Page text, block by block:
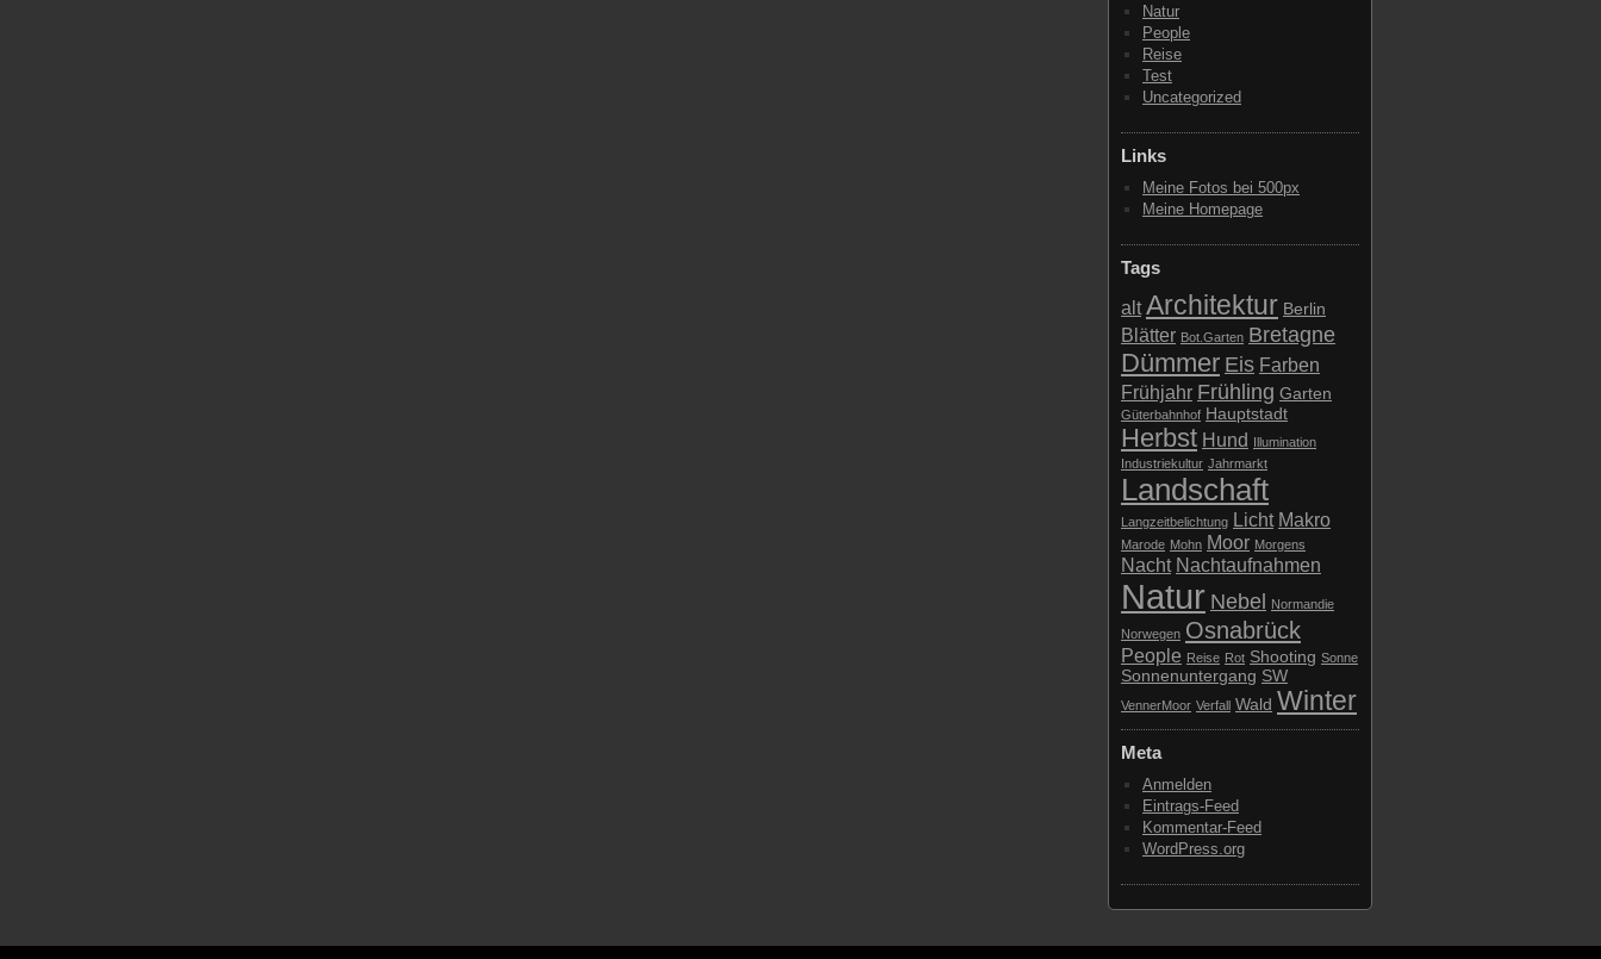
Natur
People
Reise
Test
Uncategorized
Links
Meine Fotos bei 500px
Meine Homepage
Tags
alt Architektur Berlin
Blätter Bot.Garten Bretagne
Dümmer Eis Farben
Frühjahr Frühling Garten
Güterbahnhof Hauptstadt
Herbst Hund Illumination
Industriekultur Jahrmarkt
Landschaft
Langzeitbelichtung Licht Makro
Marode Mohn Moor Morgens
Nacht Nachtaufnahmen
Natur Nebel Normandie
Norwegen Osnabrück
People Reise Rot Shooting Sonne
Sonnenuntergang SW
VennerMoor Verfall Wald Winter
Meta
Anmelden
Eintrags-Feed
Kommentar-Feed
WordPress.org